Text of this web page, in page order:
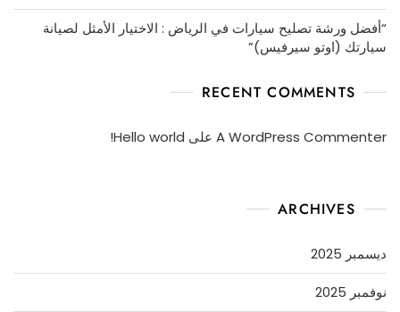
“أفضل ورشة تصليح سيارات في الرياض : الاختيار الأمثل لصيانة
سيارتك (اوتو سيرفيس)”
RECENT COMMENTS
A WordPress Commenter على Hello world!
ARCHIVES
ديسمبر 2025
نوفمبر 2025